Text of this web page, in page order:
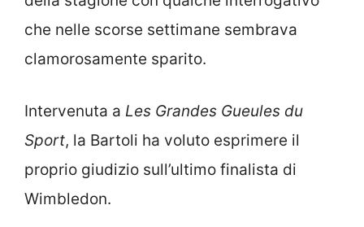
che nelle scorse settimane sembrava
clamorosamente sparito.
Intervenuta a Les Grandes Gueules du
Sport, la Bartoli ha voluto esprimere il
proprio giudizio sull’ultimo finalista di
Wimbledon.